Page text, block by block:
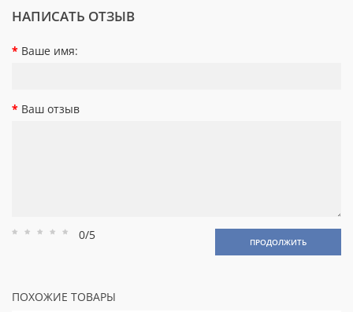
НАПИСАТЬ ОТЗЫВ
Ваше имя:
Ваш отзыв
Рейтинг
Рейтинг
Рейтинг
Рейтинг
Рейтинг
0/5 ПРОДОЛЖИТЬ
ПОХОЖИЕ ТОВАРЫ